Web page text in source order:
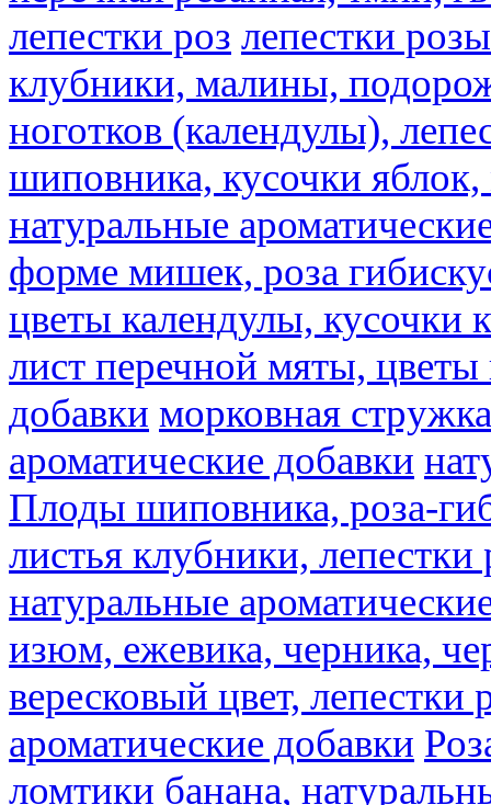
лепестки роз лепестки розы
клубники, малины,
ноготков (календулы),
шиповника, кусочки
натуральные
форме мишек, роза
цветы календулы, кусочки
лист перечной мяты,
добавки морковная стружка
ароматические добавки
Плоды шиповника, роза-
листья клубники,
натуральные
изюм, ежевика, черника,
вересковый цвет, лепестки
ароматические добавки
ломтики банана,